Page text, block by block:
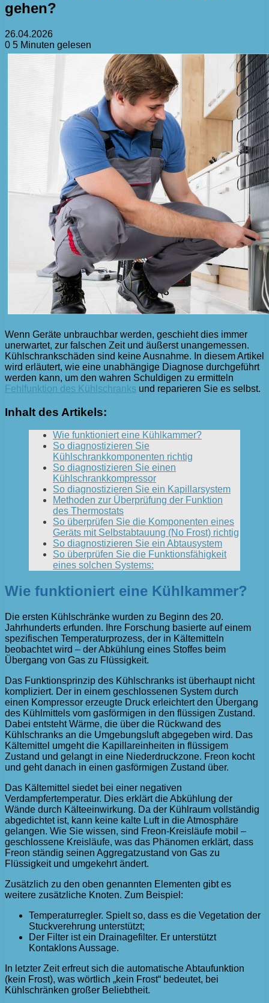
gehen?
26.04.2026
0 5 Minuten gelesen
Wenn Geräte unbrauchbar werden, geschieht dies immer
unerwartet, zur falschen Zeit und äußerst unangemessen.
Kühlschrankschäden sind keine Ausnahme. In diesem Artikel
wird erläutert, wie eine unabhängige Diagnose durchgeführt
werden kann, um den wahren Schuldigen zu ermitteln
Fehlfunktion des Kühlschranks und reparieren Sie es selbst.
Inhalt des Artikels:
Wie funktioniert eine Kühlkammer?
So diagnostizieren Sie
Kühlschrankkomponenten richtig
So diagnostizieren Sie einen
Kühlschrankkompressor
So diagnostizieren Sie ein Kapillarsystem
Methoden zur Überprüfung der Funktion
des Thermostats
So überprüfen Sie die Komponenten eines
Geräts mit Selbstabtauung (No Frost) richtig
So diagnostizieren Sie ein Abtausystem
So überprüfen Sie die Funktionsfähigkeit
eines solchen Systems:
Wie funktioniert eine Kühlkammer?
Die ersten Kühlschränke wurden zu Beginn des 20.
Jahrhunderts erfunden. Ihre Forschung basierte auf einem
spezifischen Temperaturprozess, der in Kältemitteln
beobachtet wird – der Abkühlung eines Stoffes beim
Übergang von Gas zu Flüssigkeit.
Das Funktionsprinzip des Kühlschranks ist überhaupt nicht
kompliziert. Der in einem geschlossenen System durch
einen Kompressor erzeugte Druck erleichtert den Übergang
des Kühlmittels vom gasförmigen in den flüssigen Zustand.
Dabei entsteht Wärme, die über die Rückwand des
Kühlschranks an die Umgebungsluft abgegeben wird. Das
Kältemittel umgeht die Kapillareinheiten in flüssigem
Zustand und gelangt in eine Niederdruckzone. Freon kocht
und geht danach in einen gasförmigen Zustand über.
Das Kältemittel siedet bei einer negativen
Verdampfertemperatur. Dies erklärt die Abkühlung der
Wände durch Kälteeinwirkung. Da der Kühlraum vollständig
abgedichtet ist, kann keine kalte Luft in die Atmosphäre
gelangen. Wie Sie wissen, sind Freon-Kreisläufe mobil –
geschlossene Kreisläufe, was das Phänomen erklärt, dass
Freon ständig seinen Aggregatzustand von Gas zu
Flüssigkeit und umgekehrt ändert.
Zusätzlich zu den oben genannten Elementen gibt es
weitere zusätzliche Knoten. Zum Beispiel:
Temperaturregler. Spielt so, dass es die Vegetation der
Stuckverehrung unterstützt;
Der Filter ist ein Drainagefilter. Er unterstützt
Kontaklons Aussage.
In letzter Zeit erfreut sich die automatische Abtaufunktion
(kein Frost), was wörtlich „kein Frost“ bedeutet, bei
Kühlschränken großer Beliebtheit.